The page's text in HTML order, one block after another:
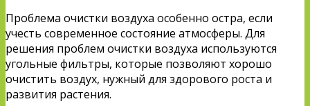
Проблема очистки воздуха особенно остра, если
учесть современное состояние атмосферы. Для
решения проблем очистки воздуха используются
угольные фильтры, которые позволяют хорошо
очистить воздух, нужный для здорового роста и
развития растения.